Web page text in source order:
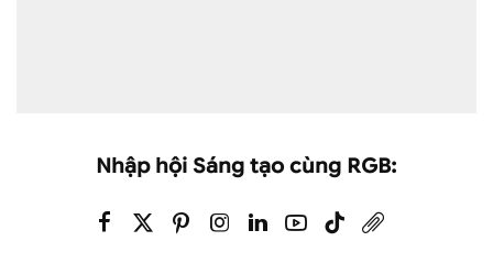
Nhập hội Sáng tạo cùng RGB: